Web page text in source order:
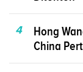
4
Hong
China